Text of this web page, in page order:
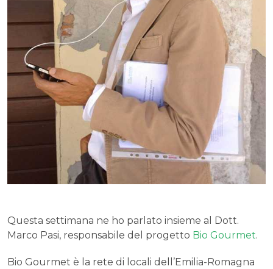
Questa settimana ne ho parlato insieme al Dott.
Marco Pasi, responsabile del progetto Bio Gourmet.
Bio Gourmet è la rete di locali dell’Emilia-Romagna